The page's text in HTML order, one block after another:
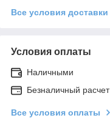
Все условия доставки
Условия оплаты
Наличными
Безналичный расчет
Все условия оплаты